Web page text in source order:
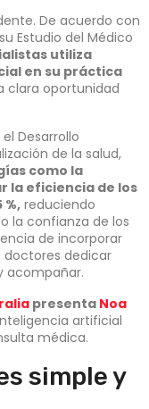
De acuerdo con
Estudio del Médico
utiliza
en su práctica
clara oportunidad
Desarrollo
de la salud,
como la
la eficiencia de los
%, reduciendo
la confianza de los
de incorporar
doctores dedicar
acompañar.
presenta Noa
artificial
médica.
simple y